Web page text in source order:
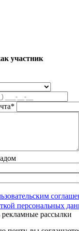
участник
персональных
рекламные рассылки